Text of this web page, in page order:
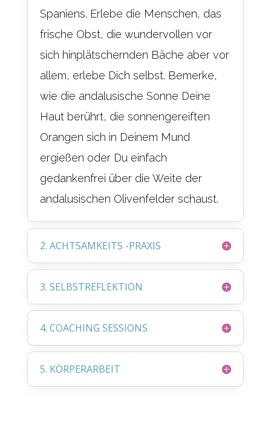
Spaniens. Erlebe die Menschen, das
frische Obst, die wundervollen vor
sich hinplätschernden Bäche aber vor
allem, erlebe Dich selbst. Bemerke,
wie die andalusische Sonne Deine
Haut berührt, die sonnengereiften
Orangen sich in Deinem Mund
ergießen oder Du einfach
gedankenfrei über die Weite der
andalusischen Olivenfelder schaust.
2. ACHTSAMKEITS -PRAXIS
3. SELBSTREFLEKTION
4. COACHING SESSIONS
5. KÖRPERARBEIT